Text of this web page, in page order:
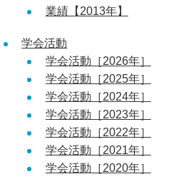
業績【2013年】
学会活動
学会活動［2026年］
学会活動［2025年］
学会活動［2024年］
学会活動［2023年］
学会活動［2022年］
学会活動［2021年］
学会活動［2020年］